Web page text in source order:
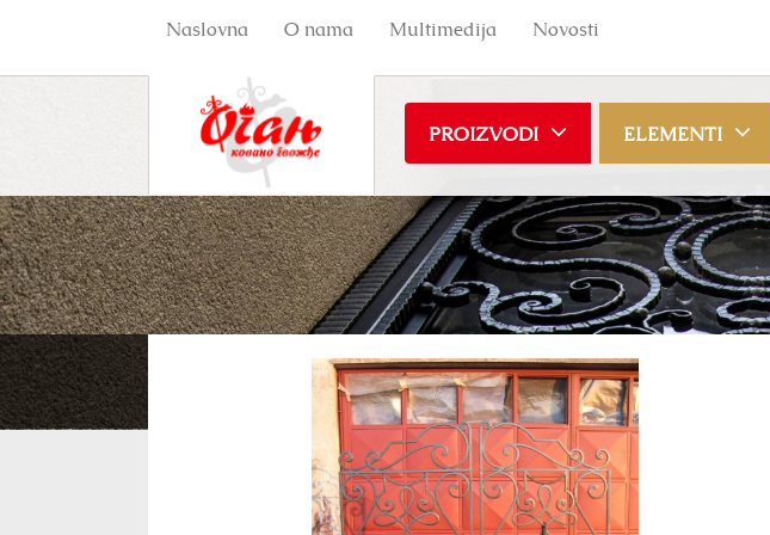
Naslovna O nama Multimedija Novosti
PROIZVODI ELEMENTI